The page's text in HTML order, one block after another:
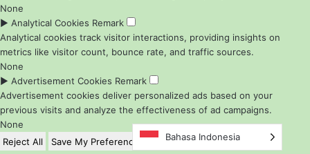
None
► Analytical Cookies Remark
Analytical cookies track visitor interactions, providing insights on
metrics like visitor count, bounce rate, and traffic sources.
None
► Advertisement Cookies Remark
Advertisement cookies deliver personalized ads based on your
previous visits and analyze the effectiveness of ad campaigns.
None
Reject All
Save My Preferences
Accept All
Bahasa Indonesia